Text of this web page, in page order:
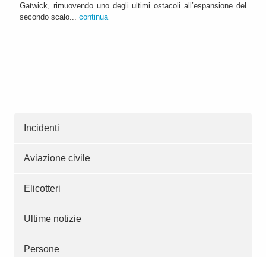
Gatwick, rimuovendo uno degli ultimi ostacoli all’espansione del
secondo scalo... continua
Incidenti
Aviazione civile
Elicotteri
Ultime notizie
Persone